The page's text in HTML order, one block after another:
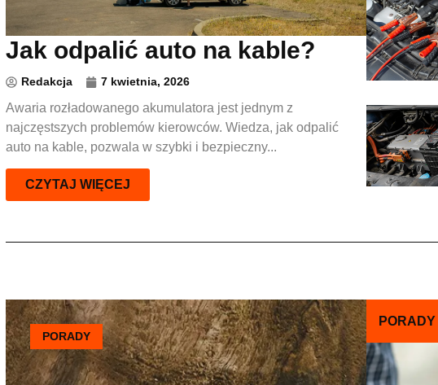
Jak odpalić auto na kable?
Redakcja 7 kwietnia, 2026
Awaria rozładowanego akumulatora jest jednym z
najczęstszych problemów kierowców. Wiedza, jak odpalić
auto na kable, pozwala w szybki i bezpieczny...
CZYTAJ WIĘCEJ
PORADY
PORADY